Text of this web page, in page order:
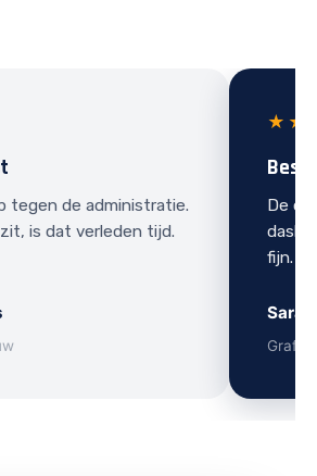
tegen de administratie.
is dat verleden tijd.
De
fijn.